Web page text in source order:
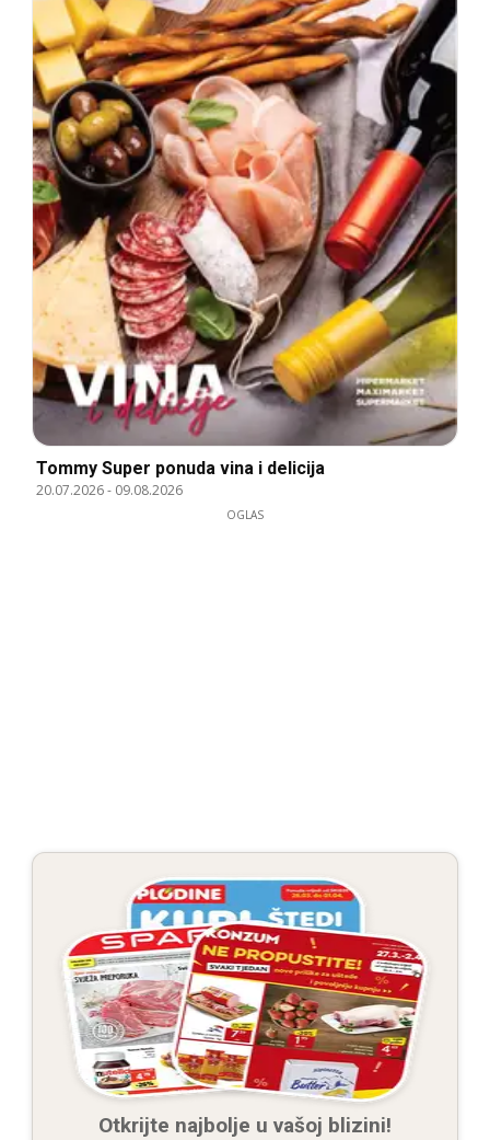
Tommy Super ponuda vina i delicija
20.07.2026- 09.08.2026
OGLAS
Otkrijte najbolje u vašoj blizini!